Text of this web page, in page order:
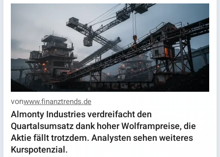
vonwww.finanztrends.de
Almonty Industries verdreifacht den
Quartalsumsatz dank hoher Wolframpreise, die
Aktie fällt trotzdem. Analysten sehen weiteres
Kurspotenzial.